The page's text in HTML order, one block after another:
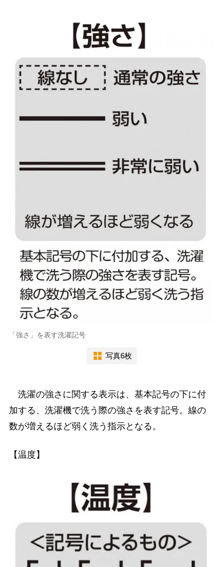
「強さ」を表す洗濯記号
写真6枚
洗濯の強さに関する表示は、基本記号の下に付
加する、洗濯機で洗う際の強さを表す記号。線の
数が増えるほど弱く洗う指示となる。
【温度】